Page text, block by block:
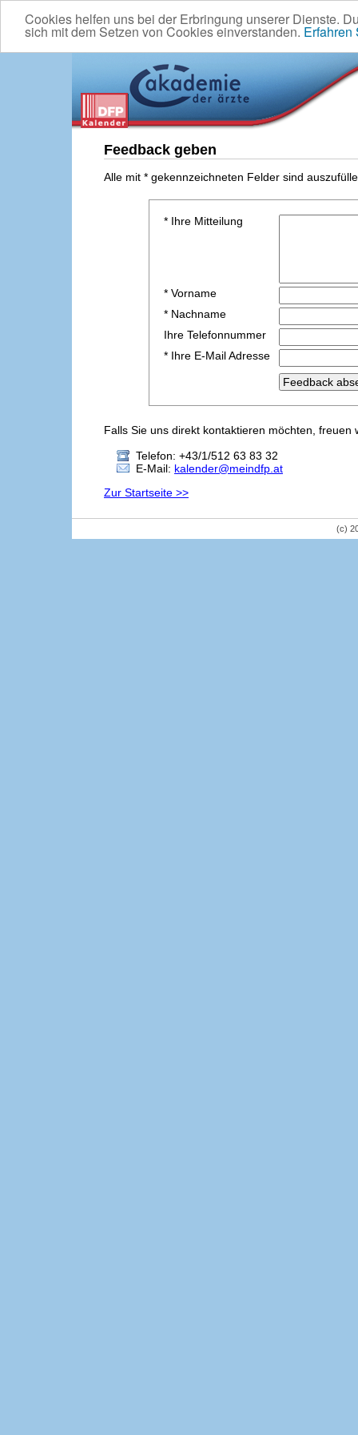
Cookies helfen uns bei der Erbringung unserer Dienste.
sich mit dem Setzen von Cookies einverstanden. Erfahren
Feedback geben
Alle mit * gekennzeichneten Felder sind
* Ihre Mitteilung
* Vorname
* Nachname
Ihre Telefonnummer
* Ihre E-Mail Adresse
Falls Sie uns direkt kontaktieren möchten,
Telefon: +43/1/512 63 83 32
E-Mail: kalender@meindfp.at
Zur Startseite >>
(c)